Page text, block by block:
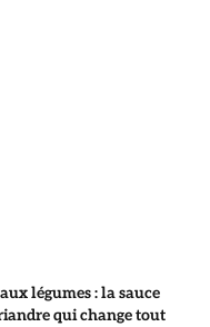
légumes : la sauce
qui change tout